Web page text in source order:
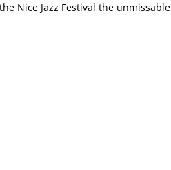
Nice Jazz Festival the unmissable